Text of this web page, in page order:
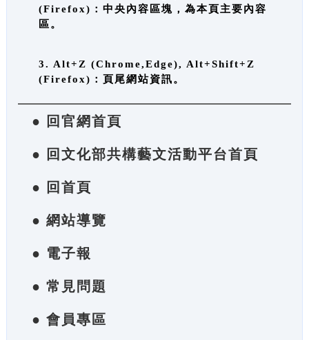
(Firefox)：中央內容區塊，為本頁主要內容
區。
3. Alt+Z (Chrome,Edge), Alt+Shift+Z
(Firefox)：頁尾網站資訊。
● 回官網首頁
● 回文化部共構藝文活動平台首頁
● 回首頁
● 網站導覽
● 電子報
● 常見問題
● 會員專區